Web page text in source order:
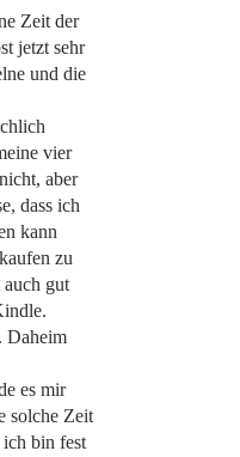
Zeit der
jetzt sehr
und die
vier
aber
dass ich
kann
zu
auch gut
Daheim
es mir
solche Zeit
ich bin fest